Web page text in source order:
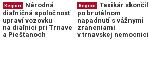
Región
Národná
diaľničná spoločnosť
upraví vozovku
na diaľnici pri Trnave
a Piešťanoch
Región
Taxikár skončil
po brutálnom
napadnutí s vážnymi
zraneniami
v trnavskej nemocnici